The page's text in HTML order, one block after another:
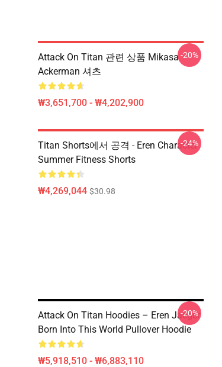
Attack On Titan 관련 상품 Mikasa
Ackerman 셔츠
₩3,651,700 - ₩4,202,900
-20%
Titan Shorts에서 공격 - Eren Character
Summer Fitness Shorts
₩4,269,044 $30.98
-24%
Attack On Titan Hoodies – Eren Jaeger
Born Into This World Pullover Hoodie
₩5,918,510 - ₩6,883,110
-20%